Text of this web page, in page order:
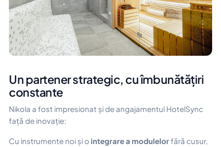
Un partener strategic, cu îmbunătățiri
constante
Nikola a fost impresionat și de angajamentul HotelSync
față de inovație:
Cu instrumente noi și o integrare a modulelorfără cusur,